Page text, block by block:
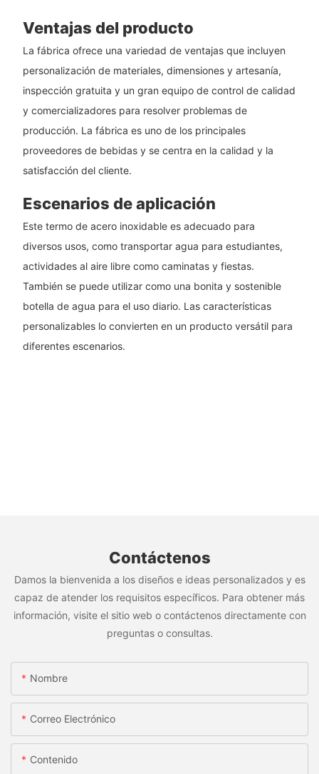
Ventajas del producto
La fábrica ofrece una variedad de ventajas que incluyen
personalización de materiales, dimensiones y artesanía,
inspección gratuita y un gran equipo de control de calidad
y comercializadores para resolver problemas de
producción. La fábrica es uno de los principales
proveedores de bebidas y se centra en la calidad y la
satisfacción del cliente.
Escenarios de aplicación
Este termo de acero inoxidable es adecuado para
diversos usos, como transportar agua para estudiantes,
actividades al aire libre como caminatas y fiestas.
También se puede utilizar como una bonita y sostenible
botella de agua para el uso diario. Las características
personalizables lo convierten en un producto versátil para
diferentes escenarios.
Contáctenos
Damos la bienvenida a los diseños e ideas personalizados y es
capaz de atender los requisitos específicos. Para obtener más
información, visite el sitio web o contáctenos directamente con
preguntas o consultas.
Nombre
Correo Electrónico
Contenido